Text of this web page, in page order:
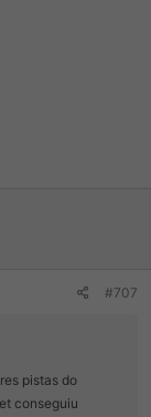
#707
pistas do
conseguiu